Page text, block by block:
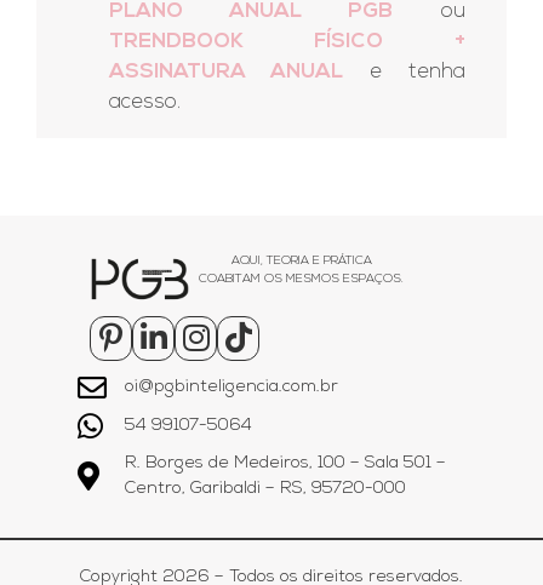
PLANO ANUAL PGB ou
TRENDBOOK FÍSICO +
ASSINATURA ANUALe tenha
acesso.
AQUI, TEORIA E PRÁTICA
COABITAM OS MESMOS ESPAÇOS.
oi@pgbinteligencia.com.br
54 99107-5064
R. Borges de Medeiros, 100 – Sala 501 –
Centro, Garibaldi – RS, 95720-000
Copyright 2026 – Todos os direitos reservados.